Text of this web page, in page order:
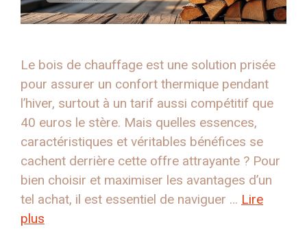
Le bois de chauffage est une solution prisée
pour assurer un confort thermique pendant
l’hiver, surtout à un tarif aussi compétitif que
40 euros le stère. Mais quelles essences,
caractéristiques et véritables bénéfices se
cachent derrière cette offre attrayante ? Pour
bien choisir et maximiser les avantages d’un
tel achat, il est essentiel de naviguer … Lire
plus